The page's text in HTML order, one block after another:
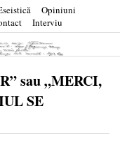
Opiniuni
Interviu
sau „MERCI,
SE